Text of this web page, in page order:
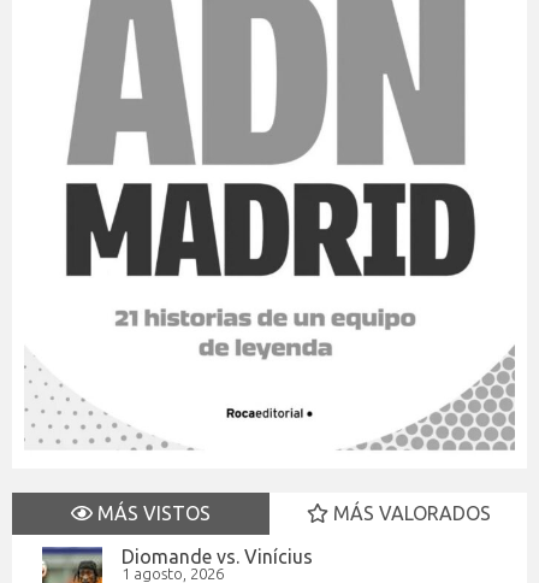
MÁS VISTOS
MÁS VALORADOS
Diomande vs. Vinícius
1 agosto, 2026